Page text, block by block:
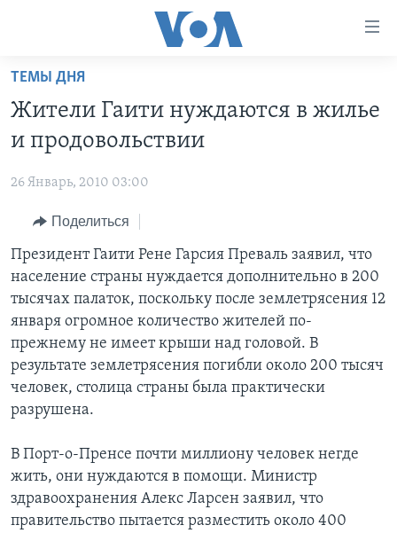
Перейти
основной
контент
Перейти
навигации
Перейти
поиск
НОВОСТИ ЗА МИНУТУ
ИТОГИ
ПОЧЕМУ ЭТО ВАЖНО?
ДИСКУССИЯ VOA
ДЕТАЛИ
НЬЮ-ЙОРК NEW YORK
АМЕРИКА. БОЛЬШОЕ ПУТЕШЕСТВИЕ
ПРОЕКТЫ
УЧИМ АНГЛИЙСКИЙ
НАША АМЕРИКАНСКАЯ ИСТОРИЯ
А КАК В АМЕРИКЕ?
АРТЕФАКТЫ
АМЕРИКАНСКИЕ ГОРОДКИ
ТЕСТЫ
ЭКСПЕРТИЗА
ИНТЕРВЬЮ
ФАКТЫ ПРОТИВ ФЕЙКОВ
ЗА СВОБОДУ ПРЕССЫ
УЧИМ АНГЛИЙСКИЙ
ВИДЕО
ПОДПИСКА НА НОВОСТИ
СОЦИАЛЬНЫЕ СЕТИ
ТЕМЫ ДНЯ
Жители Гаити нуждаются в жилье
и продовольствии
26 Январь, 2010 03:00
Поделиться
Президент Гаити Рене Гарсия Преваль заявил, что
население страны нуждается дополнительно в 200
тысячах палаток, поскольку после землетрясения 12
января огромное количество жителей по-
прежнему не имеет крыши над головой. В
результате землетрясения погибли около 200 тысяч
человек, столица страны была практически
разрушена.
В Порт-о-Пренсе почти миллиону человек негде
жить, они нуждаются в помощи. Министр
здравоохранения Алекс Ларсен заявил, что
правительство пытается разместить около 400